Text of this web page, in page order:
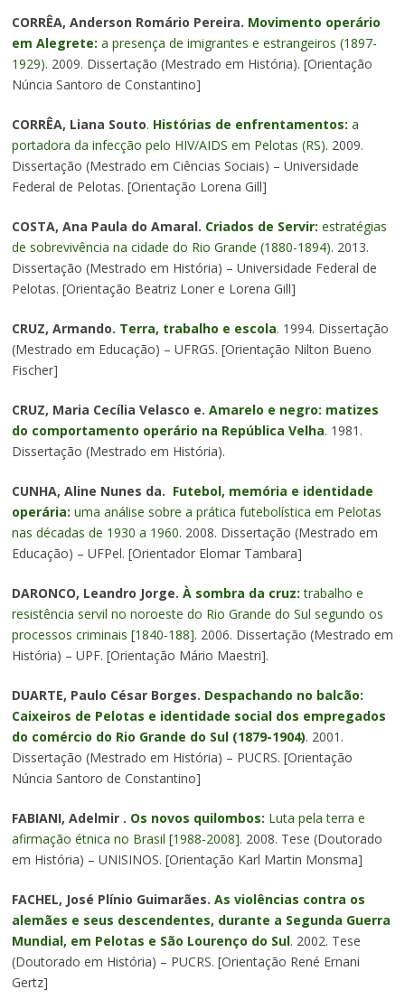
CORRÊA, Anderson Romário Pereira. Movimento operário
em Alegrete: a presença de imigrantes e estrangeiros (1897-
1929). 2009. Dissertação (Mestrado em História). [Orientação
Núncia Santoro de Constantino]
CORRÊA, Liana Souto. Histórias de enfrentamentos: a
portadora da infecção pelo HIV/AIDS em Pelotas (RS). 2009.
Dissertação (Mestrado em Ciências Sociais) – Universidade
Federal de Pelotas. [Orientação Lorena Gill]
COSTA, Ana Paula do Amaral. Criados de Servir: estratégias
de sobrevivência na cidade do Rio Grande (1880-1894). 2013.
Dissertação (Mestrado em História) – Universidade Federal de
Pelotas. [Orientação Beatriz Loner e Lorena Gill]
CRUZ, Armando. Terra, trabalho e escola. 1994. Dissertação
(Mestrado em Educação) – UFRGS. [Orientação Nilton Bueno
Fischer]
CRUZ, Maria Cecília Velasco e. Amarelo e negro: matizes
do comportamento operário na República Velha. 1981.
Dissertação (Mestrado em História).
CUNHA, Aline Nunes da. Futebol, memória e identidade
operária: uma análise sobre a prática futebolística em Pelotas
nas décadas de 1930 a 1960. 2008. Dissertação (Mestrado em
Educação) – UFPel. [Orientador Elomar Tambara]
DARONCO, Leandro Jorge. À sombra da cruz: trabalho e
resistência servil no noroeste do Rio Grande do Sul segundo os
processos criminais [1840-188]. 2006. Dissertação (Mestrado em
História) – UPF. [Orientação Mário Maestri].
DUARTE, Paulo César Borges. Despachando no balcão:
Caixeiros de Pelotas e identidade social dos empregados
do comércio do Rio Grande do Sul (1879-1904). 2001.
Dissertação (Mestrado em História) – PUCRS. [Orientação
Núncia Santoro de Constantino]
FABIANI, Adelmir . Os novos quilombos: Luta pela terra e
afirmação étnica no Brasil [1988-2008]. 2008. Tese (Doutorado
em História) – UNISINOS. [Orientação Karl Martin Monsma]
FACHEL, José Plínio Guimarães. As violências contra os
alemães e seus descendentes, durante a Segunda Guerra
Mundial, em Pelotas e São Lourenço do Sul. 2002. Tese
(Doutorado em História) – PUCRS. [Orientação René Ernani
Gertz]